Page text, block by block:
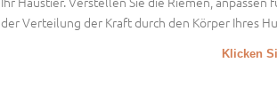
der Verteilung der Kraft durch den Körper Ihres
Klicken